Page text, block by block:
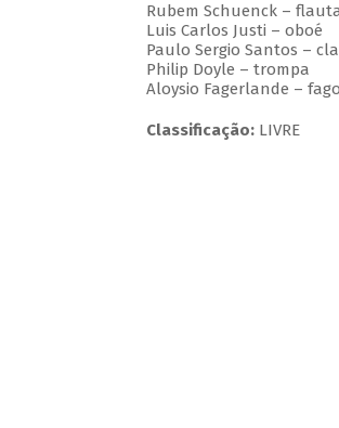
Rubem Schuenck –
Luis Carlos Justi – oboé
Paulo Sergio Santos –
Philip Doyle – trompa
Aloysio Fagerlande –
Classificação:LIVRE